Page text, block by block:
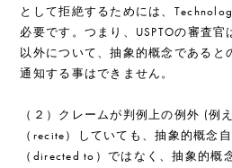
として拒絶するためには、
必要です。つまり、USPTOの審査
以外について、抽象的概念であると
通知する事はできません。
（２）クレームが判例上の例外 (例
（recite）していても、抽象的概念
（directed to）ではなく、抽象的概